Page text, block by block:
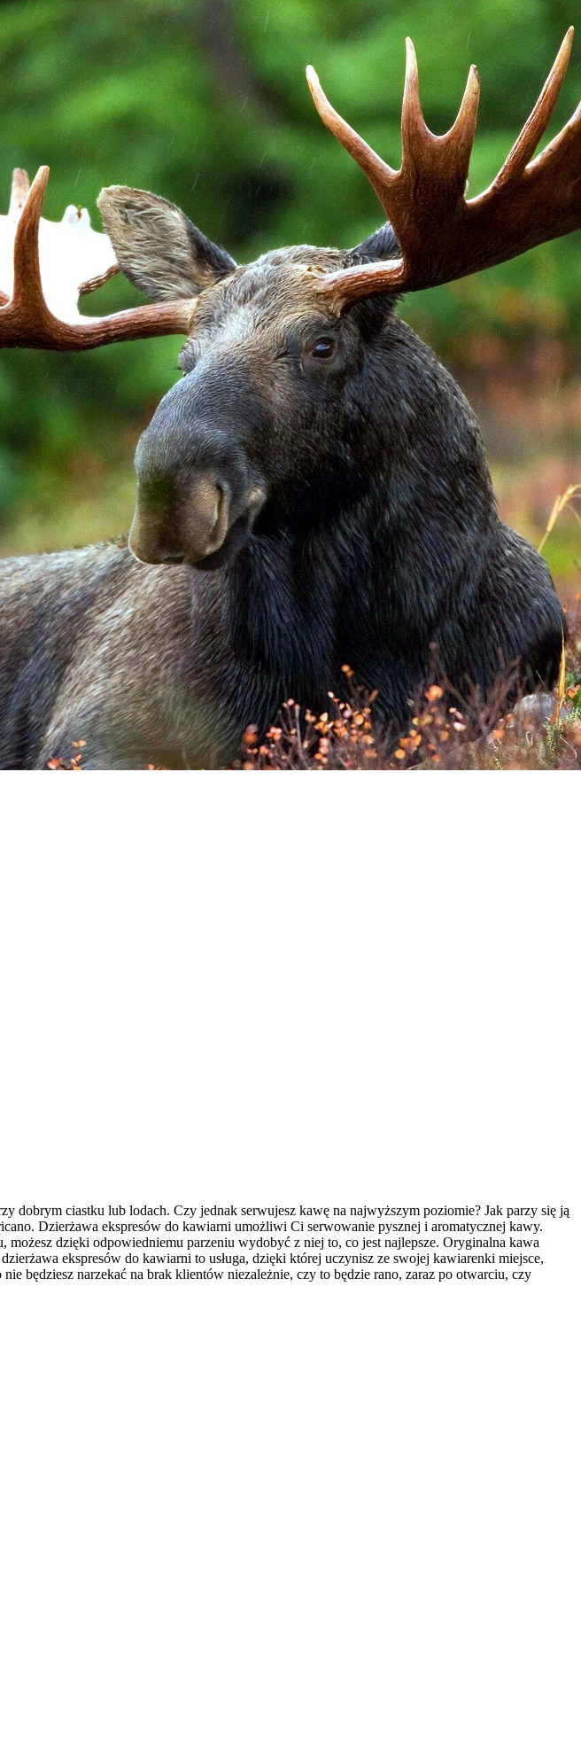
dobrym ciastku lub lodach. Czy jednak serwujesz kawę na najwyższym poziomie? Jak parzy się ją
Dzierżawa ekspresów do kawiarni umożliwi Ci serwowanie pysznej i aromatycznej kawy.
dzięki odpowiedniemu parzeniu wydobyć z niej to, co jest najlepsze. Oryginalna kawa
ekspresów do kawiarni to usługa, dzięki której uczynisz ze swojej kawiarenki miejsce,
będziesz narzekać na brak klientów niezależnie, czy to będzie rano, zaraz po otwarciu, czy